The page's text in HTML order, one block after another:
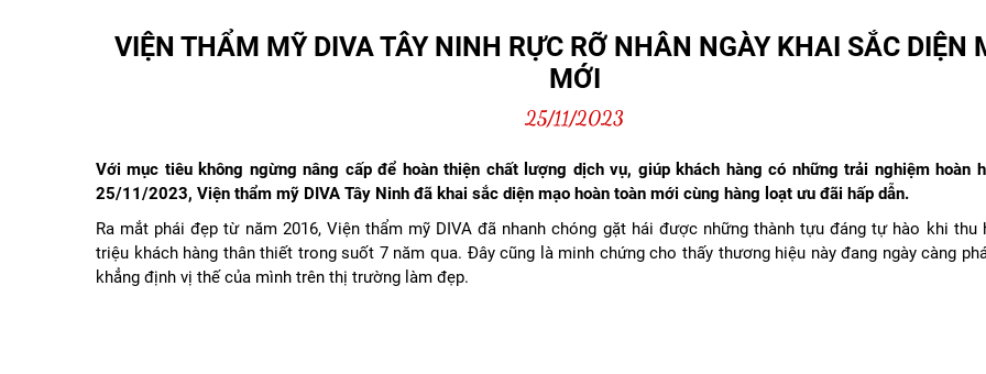
VIỆN THẨM MỸ DIVA TÂY NINH RỰC RỠ NHÂN NGÀY KHAI SẮC DIỆN
MỚI
25/11/2023
Với mục tiêu không ngừng nâng cấp để hoàn thiện chất lượng dịch vụ, giúp khách hàng có những trải nghiệm hoàn
25/11/2023, Viện thẩm mỹ DIVA Tây Ninh đã khai sắc diện mạo hoàn toàn mới cùng hàng loạt ưu đãi hấp dẫn.
Ra mắt phái đẹp từ năm 2016, Viện thẩm mỹ DIVA đã nhanh chóng gặt hái được những thành tựu đáng tự hào khi thu
triệu khách hàng thân thiết trong suốt 7 năm qua. Đây cũng là minh chứng cho thấy thương hiệu này đang ngày càng
khẳng định vị thế của mình trên thị trường làm đẹp.